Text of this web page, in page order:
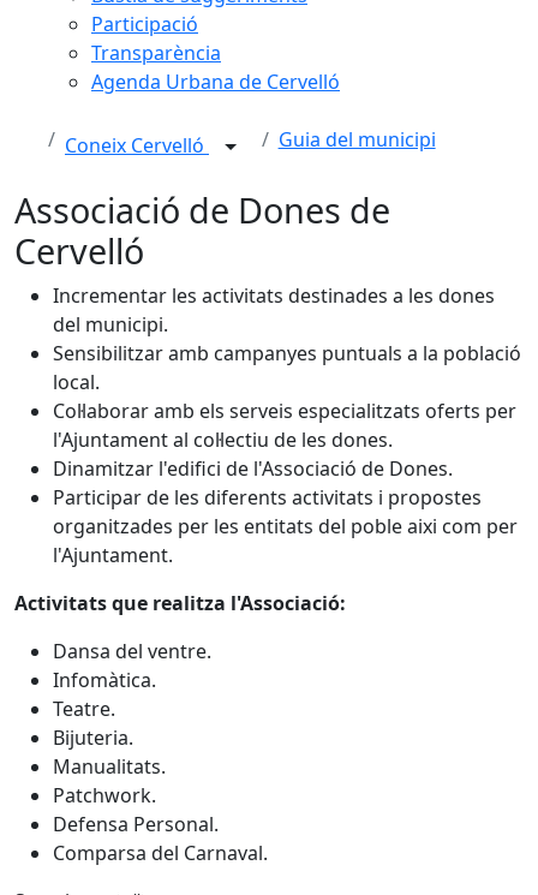
Participació
Transparència
Agenda Urbana de Cervelló
Coneix Cervelló Guia del municipi
Associació de Dones de
Cervelló
Incrementar les activitats destinades a les dones
del municipi.
Sensibilitzar amb campanyes puntuals a la població
local.
Col·laborar amb els serveis especialitzats oferts per
l'Ajuntament al col·lectiu de les dones.
Dinamitzar l'edifici de l'Associació de Dones.
Participar de les diferents activitats i propostes
organitzades per les entitats del poble aixi com per
l'Ajuntament.
Activitats que realitza l'Associació:
Dansa del ventre.
Infomàtica.
Teatre.
Bijuteria.
Manualitats.
Patchwork.
Defensa Personal.
Comparsa del Carnaval.